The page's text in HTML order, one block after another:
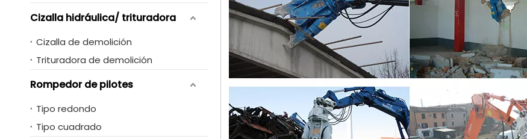
Cizalla hidráulica/ trituradora
Cizalla de demolición
Trituradora de demolición
Rompedor de pilotes
Tipo redondo
Tipo cuadrado